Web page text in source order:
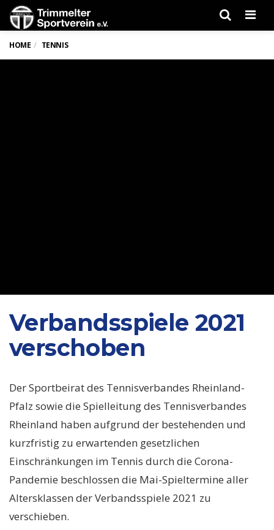
HOME TENNIS
Verbandsspiele 2021
verschoben
Der Sportbeirat des Tennisverbandes Rheinland-
Pfalz sowie die Spielleitung des Tennisverbandes
Rheinland haben aufgrund der bestehenden und
kurzfristig zu erwartenden gesetzlichen
Einschränkungen im Tennis durch die Corona-
Pandemie beschlossen die Mai-Spieltermine aller
Altersklassen der Verbandsspiele 2021 zu
verschieben.